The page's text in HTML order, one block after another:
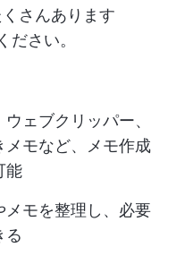
さんあります
ださい。
ェブクリッパー、
メモなど、メモ作成
能
メモを整理し、必要
る